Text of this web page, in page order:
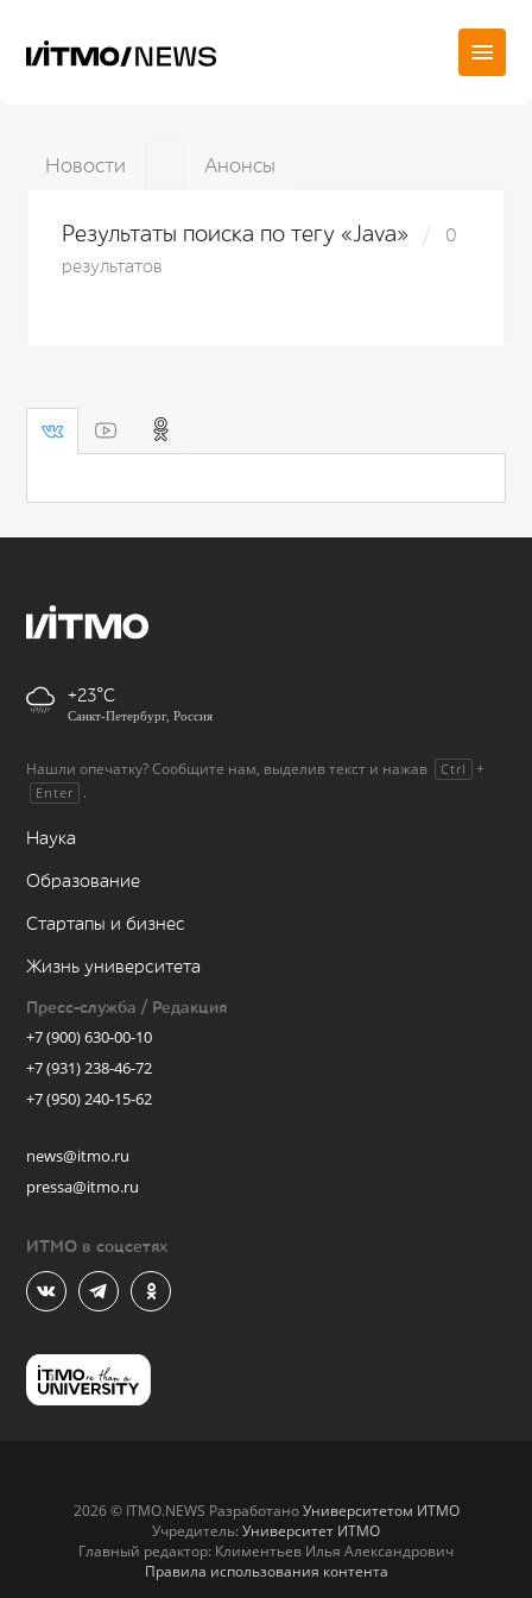
Новости Анонсы
Результаты поиска по тегу «Java»
0
результатов
+23
Санкт-Петербург, Россия
Нашли опечатку? Сообщите нам, выделив текст и нажав Ctrl +
Enter .
Наука
Образование
Стартапы и бизнес
Жизнь университета
Пресс-служба / Редакция
+7 (900) 630-00-10
+7 (931) 238-46-72
+7 (950) 240-15-62
news@itmo.ru
pressa@itmo.ru
ИТМО в соцсетях
2026 © ITMO.NEWS РазработаноУниверситетом ИТМО
Учредитель: Университет ИТМО
Главный редактор: Климентьев Илья Александрович
Правила использования контента